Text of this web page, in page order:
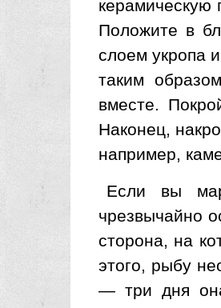
керамическую
Положите в
слоем укропа
таким
вместе.
Наконец,
например,
Если вы
чрезвычайно
сторона, на
этого, рыбу
— три дня